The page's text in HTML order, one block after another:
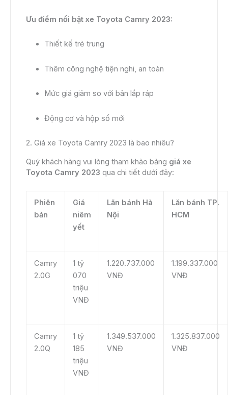
Ưu điểm nổi bật xe Toyota Camry 2023:
Thiết kế trẻ trung
Thêm công nghệ tiện nghi, an toàn
Mức giá giảm so với bản lắp ráp
Động cơ và hộp số mới
2. Giá xe Toyota Camry 2023 là bao nhiêu?
Quý khách hàng vui lòng tham khảo bảng giá xe
Toyota Camry 2023 qua chi tiết dưới đây:
Phiên
bản
Giá
niêm
yết
Lăn bánh Hà
Nội
Lăn bánh TP.
HCM
Camry
2.0G
1 tỷ
070
triệu
VNĐ
1.220.737.000
VNĐ
1.199.337.000
VNĐ
Camry
2.0Q
1 tỷ
185
triệu
VNĐ
1.349.537.000
VNĐ
1.325.837.000
VNĐ